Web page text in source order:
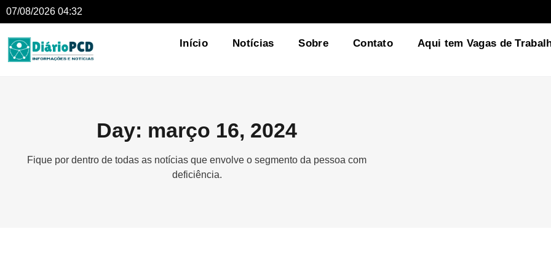
07/08/2026 04:32
Início Notícias Sobre Contato Aqui tem Vagas de
Day: março 16, 2024
Fique por dentro de todas as notícias que envolve o segmento da pessoa com
deficiência.